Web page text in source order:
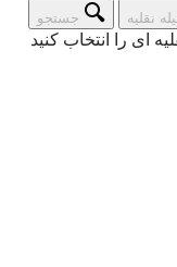
نقلیه جستجو
ای را انتخاب کنید